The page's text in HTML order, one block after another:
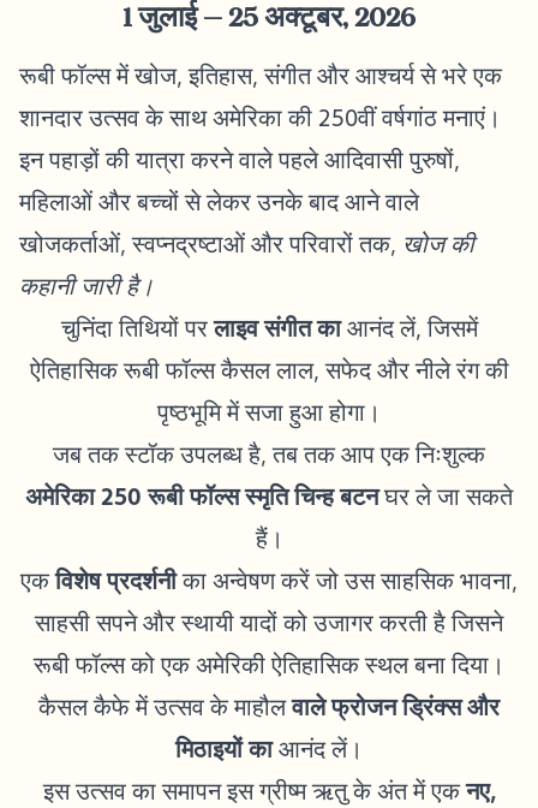
1 जुलाई – 25 अक्टूबर, 2026
रूबी फॉल्स में खोज, इतिहास, संगीत और आश्चर्य से भरे एक
शानदार उत्सव के साथ अमेरिका की 250वीं वर्षगांठ मनाएं।
इन पहाड़ों की यात्रा करने वाले पहले आदिवासी पुरुषों,
महिलाओं और बच्चों से लेकर उनके बाद आने वाले
खोजकर्ताओं, स्वप्नद्रष्टाओं और परिवारों तक, खोज की
कहानी जारी है।
चुनिंदा तिथियों परलाइव संगीत काआनंद लें, जिसमें
ऐतिहासिक रूबी फॉल्स कैसल लाल, सफेद और नीले रंग की
पृष्ठभूमि में सजा हुआ होगा।
जब तक स्टॉक उपलब्ध है, तब तक आप एक निःशुल्क
अमेरिका 250 रूबी फॉल्स स्मृति चिन्ह बटनघर ले जा सकते
हैं।
एकविशेष प्रदर्शनीका अन्वेषण करें जो उस साहसिक भावना,
साहसी सपने और स्थायी यादों को उजागर करती है जिसने
रूबी फॉल्स को एक अमेरिकी ऐतिहासिक स्थल बना दिया।
कैसल कैफे में उत्सव के माहौलवाले फ्रोजन ड्रिंक्स और
मिठाइयों काआनंद लें।
इस उत्सव का समापन इस ग्रीष्म ऋतु के अंत में एकनए,